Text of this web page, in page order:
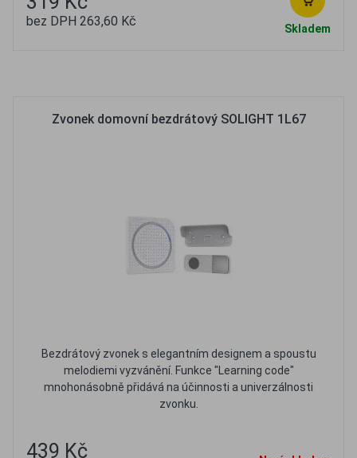
bez DPH 263,60 Kč Skladem
Zvonek domovní bezdrátový SOLIGHT 1L67
Bezdrátový zvonek s elegantním designem a spoustu
melodiemi vyzvánění. Funkce "Learning code"
mnohonásobně přidává na účinnosti a univerzálnosti
zvonku.
439 Kč